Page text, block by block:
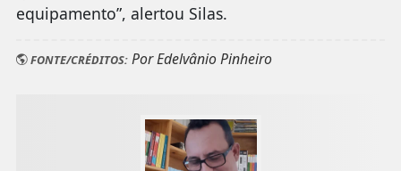
equipamento”, alertou Silas.
FONTE/CRÉDITOS:Por Edelvânio Pinheiro